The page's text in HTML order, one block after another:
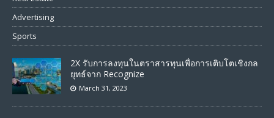
Advertising
Sports
2X รับการลงทุนในตราสารทุนเพื่อการเติบโตเชิงกล
ยุทธ์จาก Recognize
March 31, 2023